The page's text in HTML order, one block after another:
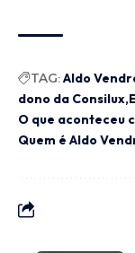
TAG:Aldo
dono da Consilux
O que aconteceu
Quem é Aldo